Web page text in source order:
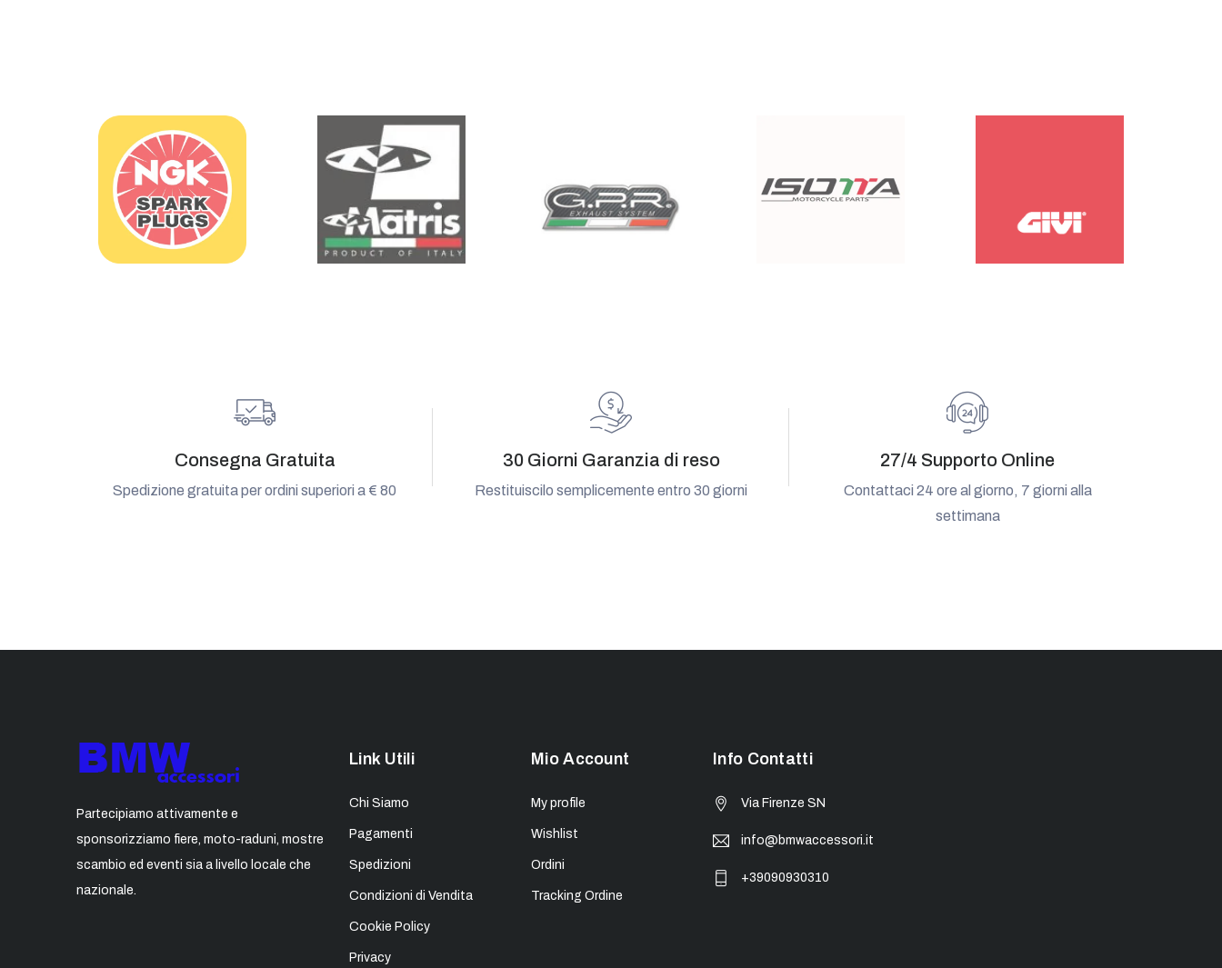
Consegna Gratuita
Spedizione gratuita per ordini superiori a € 80
30 Giorni Garanzia di reso
Restituiscilo semplicemente entro 30 giorni
27/4 Supporto Online
Contattaci 24 ore al giorno, 7 giorni alla
settimana
Partecipiamo attivamente e
sponsorizziamo fiere, moto-raduni, mostre
scambio ed eventi sia a livello locale che
nazionale.
Link Utili
Chi Siamo
Pagamenti
Spedizioni
Condizioni di Vendita
Cookie Policy
Privacy
Mio Account
My profile
Wishlist
Ordini
Tracking Ordine
Info Contatti
Via Firenze SN
info@bmwaccessori.it
+39090930310